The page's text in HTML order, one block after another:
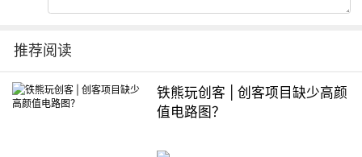
推荐阅读
铁熊玩创客 | 创客项目缺少高颜
值电路图？